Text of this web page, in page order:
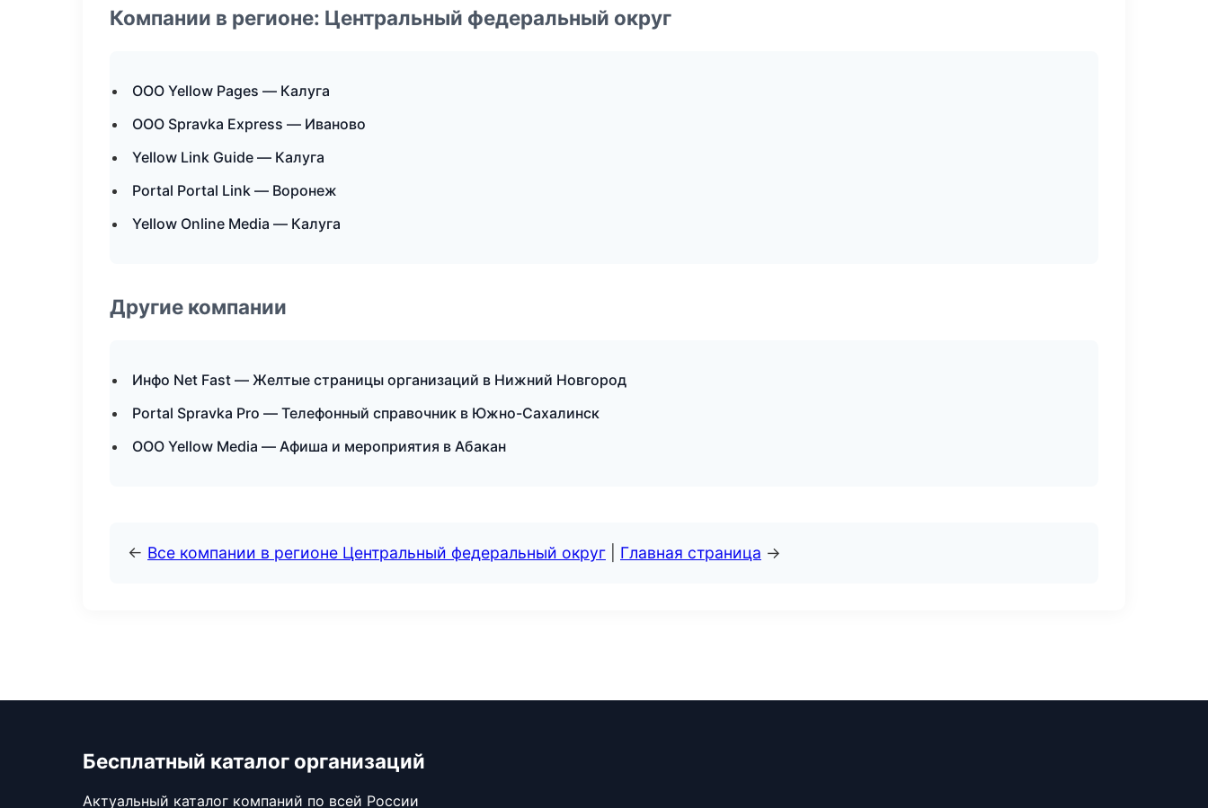
Компании в регионе: Центральный федеральный округ
ООО Yellow Pages — Калуга
ООО Spravka Express — Иваново
Yellow Link Guide — Калуга
Portal Portal Link — Воронеж
Yellow Online Media — Калуга
Другие компании
Инфо Net Fast — Желтые страницы организаций в Нижний Новгород
Portal Spravka Pro — Телефонный справочник в Южно-Сахалинск
ООО Yellow Media — Афиша и мероприятия в Абакан
← Все компании в регионе Центральный федеральный округ Главная страница →
Бесплатный каталог организаций
Актуальный каталог компаний по всей России